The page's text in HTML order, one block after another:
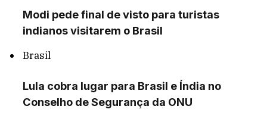
Modi pede final de visto para turistas
indianos visitarem o Brasil
Brasil
Lula cobra lugar para Brasil e Índia no
Conselho de Segurança da ONU